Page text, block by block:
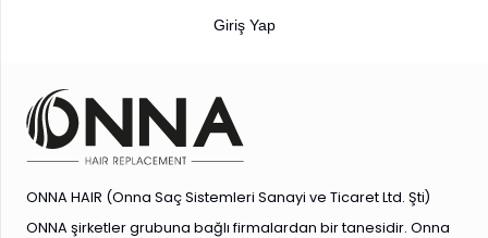
Giriş Yap
ONNA HAIR (Onna Saç Sistemleri Sanayi ve Ticaret Ltd. Şti)
ONNA şirketler grubuna bağlı firmalardan bir tanesidir. Onna